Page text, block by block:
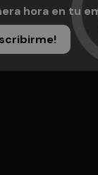
hora en tu